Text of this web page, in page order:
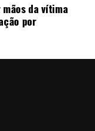
da vítima
por